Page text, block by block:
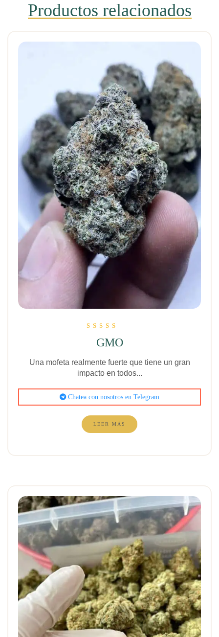
Productos relacionados
5.00
de 5
GMO
Una mofeta realmente fuerte que tiene un gran
impacto en todos...
Chatea con nosotros en Telegram
LEER MÁS